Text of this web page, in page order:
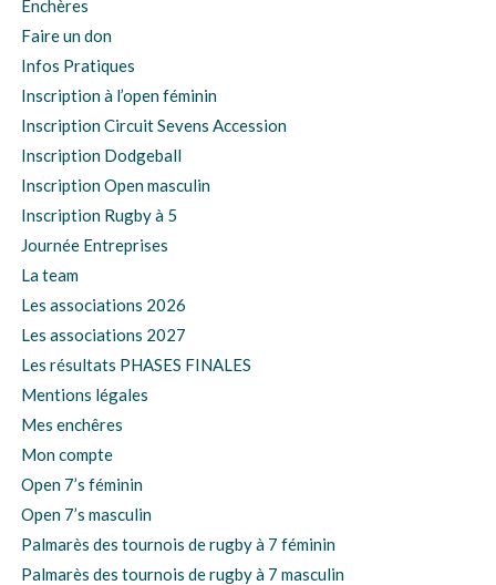
Enchères
Faire un don
Infos Pratiques
Inscription à l’open féminin
Inscription Circuit Sevens Accession
Inscription Dodgeball
Inscription Open masculin
Inscription Rugby à 5
Journée Entreprises
La team
Les associations 2026
Les associations 2027
Les résultats PHASES FINALES
Mentions légales
Mes enchêres
Mon compte
Open 7’s féminin
Open 7’s masculin
Palmarès des tournois de rugby à 7 féminin
Palmarès des tournois de rugby à 7 masculin